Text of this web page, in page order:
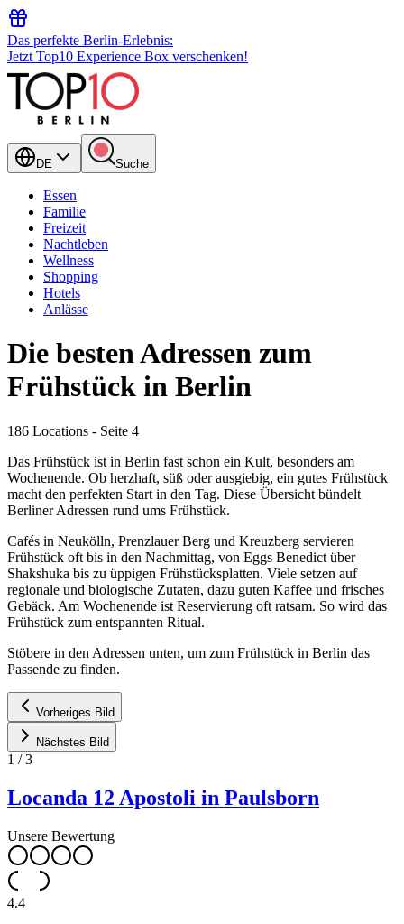
Das perfekte Berlin-Erlebnis:
Jetzt Top10 Experience Box verschenken!
DE Suche
Essen
Familie
Freizeit
Nachtleben
Wellness
Shopping
Hotels
Anlässe
Die besten Adressen zum
Frühstück in Berlin
186 Locations - Seite 4
Das Frühstück ist in Berlin fast schon ein Kult, besonders am
Wochenende. Ob herzhaft, süß oder ausgiebig, ein gutes Frühstück
macht den perfekten Start in den Tag. Diese Übersicht bündelt
Berliner Adressen rund ums Frühstück.
Cafés in Neukölln, Prenzlauer Berg und Kreuzberg servieren
Frühstück oft bis in den Nachmittag, von Eggs Benedict über
Shakshuka bis zu üppigen Frühstücksplatten. Viele setzen auf
regionale und biologische Zutaten, dazu guten Kaffee und frisches
Gebäck. Am Wochenende ist Reservierung oft ratsam. So wird das
Frühstück zum entspannten Ritual.
Stöbere in den Adressen unten, um zum Frühstück in Berlin das
Passende zu finden.
Vorheriges Bild
Nächstes Bild
1 /3
Locanda 12 Apostoli in Paulsborn
Unsere Bewertung
4.4